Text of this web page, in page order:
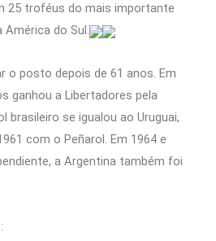
25 troféus do mais importante
do Sul.
o posto depois de 61 anos. Em
ganhou a Libertadores pela
brasileiro se igualou ao Uruguai,
com o Peñarol. Em 1964 e
a Argentina também foi